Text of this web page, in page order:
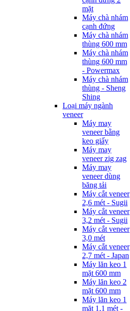
mặt
Máy chà nhám
cạnh đứng
Máy chà nhám
thùng 600 mm
Máy chà nhám
thùng 600 mm
- Powermax
Máy chà nhám
thùng - Sheng
Shing
Loại máy ngành
veneer
Máy may
veneer bằng
keo giấy
Máy may
veneer zig zag
Máy may
veneer dùng
băng tải
Máy cắt veneer
2,6 mét - Sugii
Máy cắt veneer
3,2 mét - Sugii
Máy cắt veneer
3,0 mét
Máy cắt veneer
2,7 mét - Japan
Máy lăn keo 1
mặt 600 mm
Máy lăn keo 2
mặt 600 mm
Máy lăn keo 1
mặt 1,1 mét -